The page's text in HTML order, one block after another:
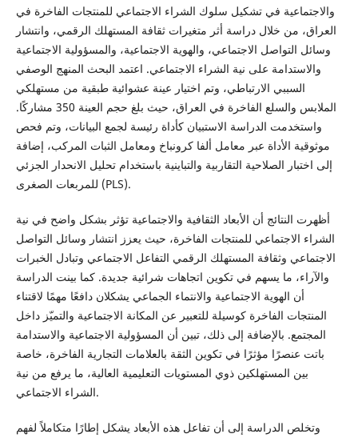
والاجتماعية في تشكيل سلوك الشراء الاجتماعي للمنتجات الفاخرة في
العراق، من خلال دراسة أثر متغيرات ثقافة المستهلك الرقمي، وانتشار
وسائل التواصل الاجتماعي، والهوية الاجتماعية، والمسؤولية الاجتماعية
والاستدامة على نية الشراء الاجتماعي. اعتمد البحث المنهج الوصفي
السببي الارتباطي، وتم اختيار عينة عشوائية طبقية من مستهلكي
الملابس والسلع الفاخرة في العراق، حيث بلغ حجم العينة 350 مشاركًا.
واستخدمت الدراسة الاستبيان كأداة رئيسة لجمع البيانات، وتم فحص
موثوقية الأداة عبر معامل ألفا كرونباخ ومعامل الثبات المركب، إضافة
إلى اختبار الصلاحية التقاربية والتباينية باستخدام تحليل الانحدار الجزئي
للمربعات الصغرى (PLS).
أظهرت النتائج أن الأبعاد الثقافية والاجتماعية تؤثر بشكل واضح في نية
الشراء الاجتماعي للمنتجات الفاخرة، حيث يعزز انتشار وسائل التواصل
الاجتماعي وثقافة المستهلك الرقمي التفاعل الاجتماعي وتبادل الخبرات
والآراء، ما يسهم في تكوين اتجاهات شرائية جديدة. كما بينت الدراسة
أن الهوية الاجتماعية والانتماء الجماعي يشكلان دافعًا مهمًا لاقتناء
المنتجات الفاخرة كوسيلة للتعبير عن المكانة الاجتماعية والتميّز داخل
المجتمع. بالإضافة إلى ذلك، تبين أن المسؤولية الاجتماعية والاستدامة
باتت عنصرًا مؤثرًا في تكوين الثقة بالعلامات التجارية الفاخرة، خاصة
بين المستهلكين ذوي المستويات التعليمية العالية، ما يرفع من نية
الشراء الاجتماعي.
وتخلص الدراسة إلى أن تفاعل هذه الأبعاد يشكل إطارًا متكاملاً لفهم